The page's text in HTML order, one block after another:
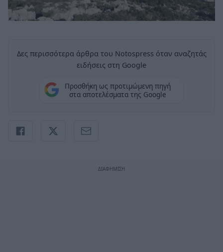
Δες περισσότερα άρθρα του Notospress όταν αναζητάς
ειδήσεις στη Google
Προσθήκη ως προτιμώμενη πηγή
στα αποτελέσματα της Google